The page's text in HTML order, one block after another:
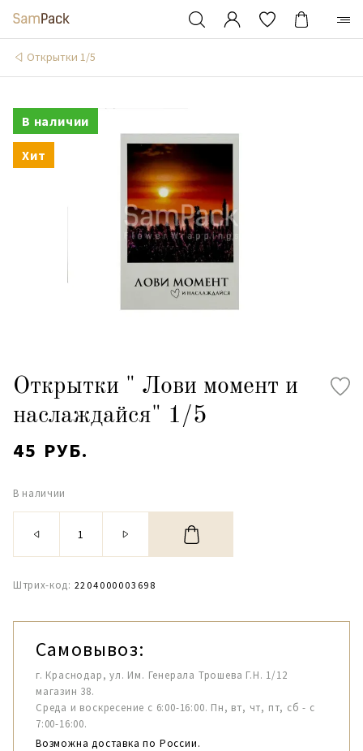
Открытки 1/5
В наличии
Хит
Открытки " Лови момент и
наслаждайся" 1/5
45 РУБ.
В наличии
Штрих-код: 2204000003698
Самовывоз:
г. Краснодар, ул. Им. Генерала Трошева Г.Н. 1/12
магазин 38.
Среда и воскресение с 6:00-16:00. Пн, вт, чт, пт, сб - с
7:00-16:00.
Возможна доставка по России.